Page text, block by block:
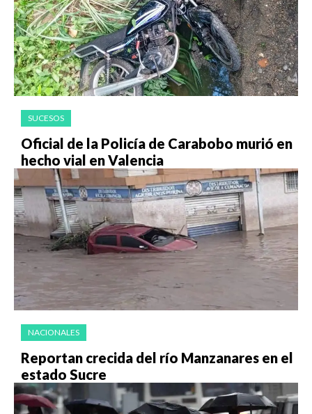
SUCESOS
Oficial de la Policía de Carabobo murió en
hecho vial en Valencia
NACIONALES
Reportan crecida del río Manzanares en el
estado Sucre